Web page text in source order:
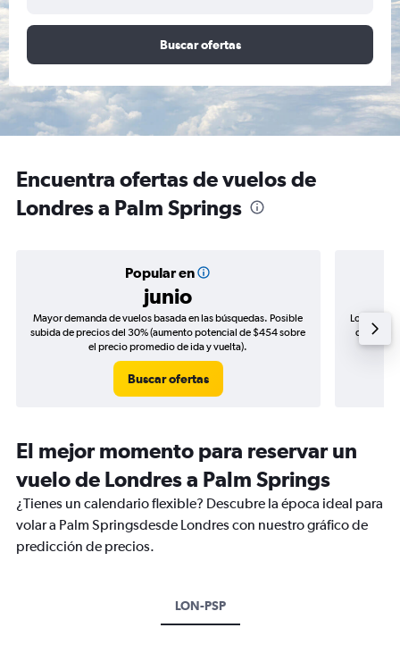
Buscar ofertas
Encuentra ofertas de vuelos de
Londres a Palm Springs
Popular en
junio
Mayor demanda de vuelos basada en las búsquedas. Posible
subida de precios del 30% (aumento potencial de $454 sobre
el precio promedio de ida y vuelta).
Buscar ofertas
Los
de
El mejor momento para reservar un
vuelo de Londres a Palm Springs
¿Tienes un calendario flexible? Descubre la época ideal para
volar a Palm Springsdesde Londres con nuestro gráfico de
predicción de precios.
LON-PSP